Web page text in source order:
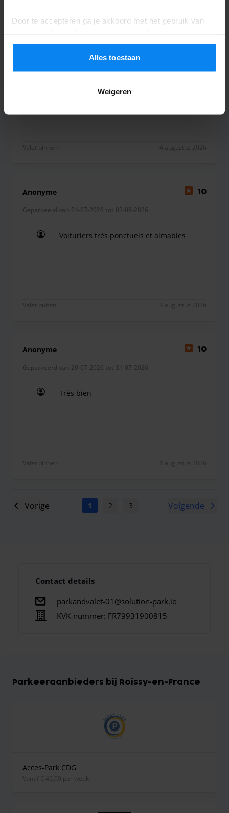
Door te accepteren ga je akkoord met het gebruik van
instellingen op elk moment aanpassen. Bekijk voor alle
Privacybeleid.
Alles toestaan
Weigeren
Rien a dire simple et rapide merci.
Valet binnen 4 augustus 2026
Anonyme 10
Geparkeerd van 24-07-2026 tot 02-08-2026
Voituriers très ponctuels et aimables
Valet buiten 4 augustus 2026
Anonyme 10
Geparkeerd van 20-07-2026 tot 31-07-2026
Très bien
Valet binnen 1 augustus 2026
Vorige 1 2 3 5 6 7
Volgende
Contact details
parkandvalet-01@solution-park.io
KVK-nummer: FR79931900815
Parkeeraanbieders bij Roissy-en-France
Acces-Park CDG
vanaf € 46,00 per week